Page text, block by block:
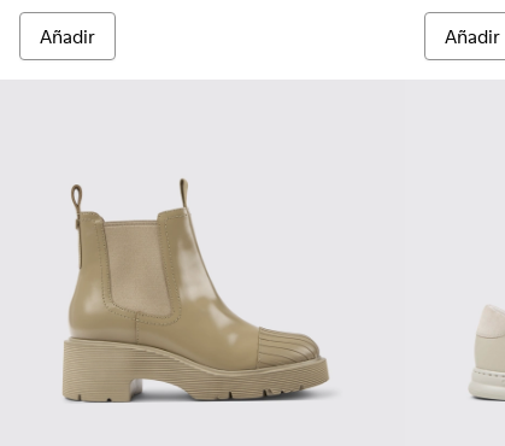
Añadir Añadir